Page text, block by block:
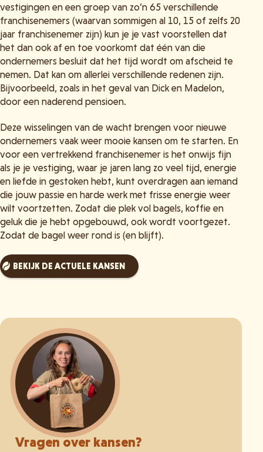
vestigingen en een groep van zo’n 65 verschillende
franchisenemers (waarvan sommigen al 10, 15 of zelfs 20
jaar franchisenemer zijn) kun je je vast voorstellen dat
het dan ook af en toe voorkomt dat één van die
ondernemers besluit dat het tijd wordt om afscheid te
nemen. Dat kan om allerlei verschillende redenen zijn.
Bijvoorbeeld, zoals in het geval van Dick en Madelon,
door een naderend pensioen.
Deze wisselingen van de wacht brengen voor nieuwe
ondernemers vaak weer mooie kansen om te starten. En
voor een vertrekkend franchisenemer is het onwijs fijn
als je je vestiging, waar je jaren lang zo veel tijd, energie
en liefde in gestoken hebt, kunt overdragen aan iemand
die jouw passie en harde werk met frisse energie weer
wilt voortzetten. Zodat die plek vol bagels, koffie en
geluk die je hebt opgebouwd, ook wordt voortgezet.
Zodat de bagel weer rond is (en blijft).
BEKIJK DE ACTUELE KANSEN
Vragen over kansen?